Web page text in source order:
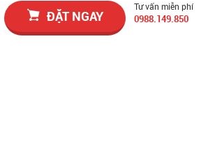
ĐẶT NGAY
Tư vấn miễn phí
0988.149.850